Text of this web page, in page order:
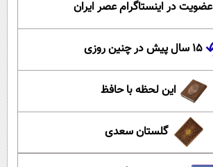
عضویت در اینستاگرام عصر ایران
۱۵ سال پیش در چنین روزی
این لحظه با حافظ
گلستان سعدی